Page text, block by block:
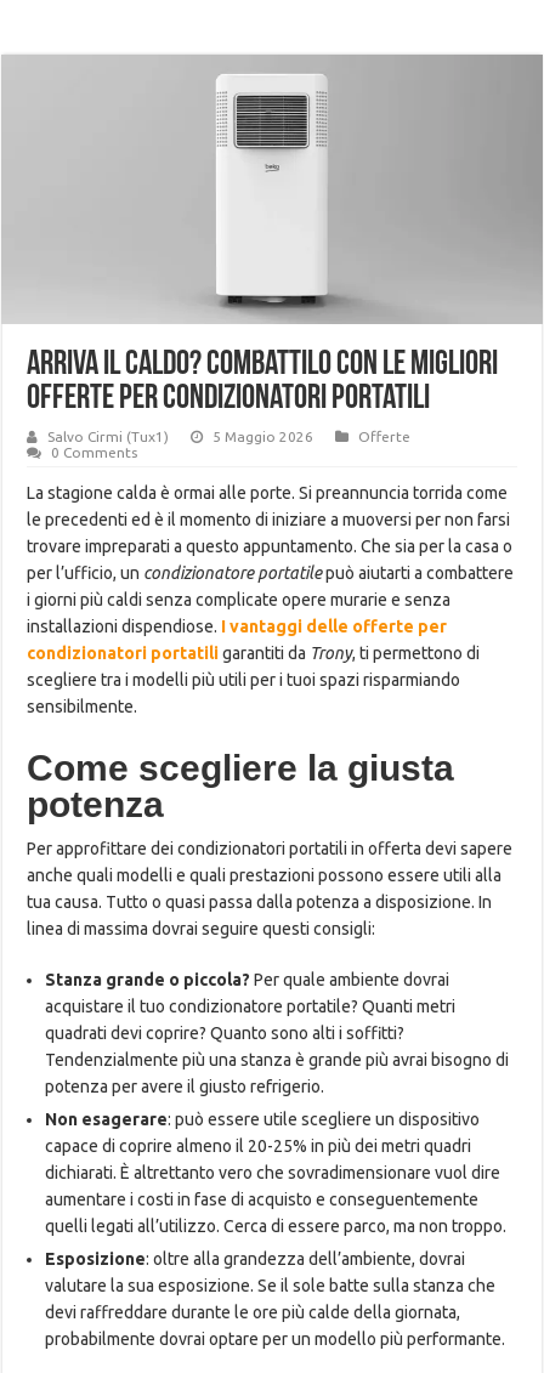
Arriva il caldo? Combattilo con le migliori
offerte per condizionatori portatili
Salvo Cirmi (Tux1) 5 Maggio 2026
Offerte
0 Comments
La stagione calda è ormai alle porte. Si preannuncia torrida come
le precedenti ed è il momento di iniziare a muoversi per non farsi
trovare impreparati a questo appuntamento. Che sia per la casa o
per l’ufficio, un condizionatore portatilepuò aiutarti a combattere
i giorni più caldi senza complicate opere murarie e senza
installazioni dispendiose. I vantaggi delle offerte per
condizionatori portatiligarantiti da Trony, ti permettono di
scegliere tra i modelli più utili per i tuoi spazi risparmiando
sensibilmente.
Come scegliere la giusta
potenza
Per approfittare dei condizionatori portatili in offerta devi sapere
anche quali modelli e quali prestazioni possono essere utili alla
tua causa. Tutto o quasi passa dalla potenza a disposizione. In
linea di massima dovrai seguire questi consigli:
Stanza grande o piccola? Per quale ambiente dovrai
acquistare il tuo condizionatore portatile? Quanti metri
quadrati devi coprire? Quanto sono alti i soffitti?
Tendenzialmente più una stanza è grande più avrai bisogno di
potenza per avere il giusto refrigerio.
Non esagerare: può essere utile scegliere un dispositivo
capace di coprire almeno il 20-25% in più dei metri quadri
dichiarati. È altrettanto vero che sovradimensionare vuol dire
aumentare i costi in fase di acquisto e conseguentemente
quelli legati all’utilizzo. Cerca di essere parco, ma non troppo.
Esposizione: oltre alla grandezza dell’ambiente, dovrai
valutare la sua esposizione. Se il sole batte sulla stanza che
devi raffreddare durante le ore più calde della giornata,
probabilmente dovrai optare per un modello più performante.